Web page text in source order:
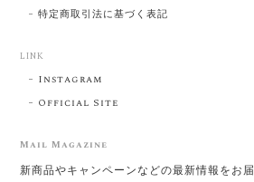
特定商取引法に基づく表記
LINK
Instagram
Official Site
Mail Magazine
新商品やキャンペーンなどの最新情報をお届